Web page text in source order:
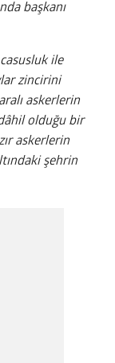
başkanı
ile
zincirini
askerlerin
olduğu bir
askerlerin
şehrin